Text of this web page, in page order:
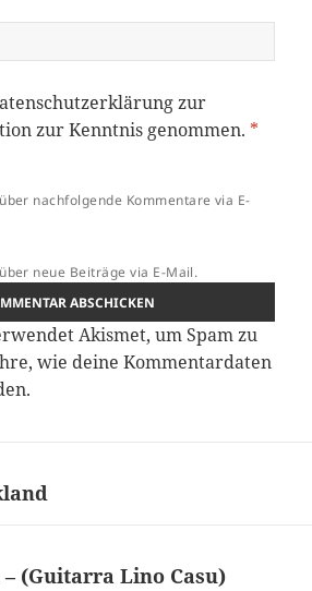
zur
zur Kenntnis genommen. *
nachfolgende Kommentare via E-
neue Beiträge via E-Mail.
Akismet, um Spam zu
wie deine Kommentardaten
– (Guitarra Lino Casu)